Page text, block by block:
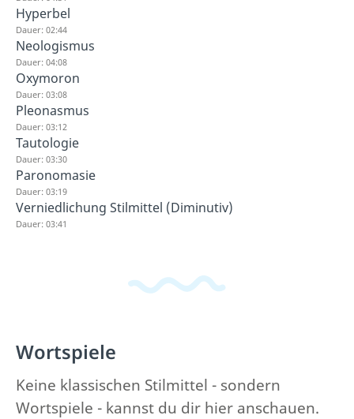
Hyperbel
Dauer: 02:44
Neologismus
Dauer: 04:08
Oxymoron
Dauer: 03:08
Pleonasmus
Dauer: 03:12
Tautologie
Dauer: 03:30
Paronomasie
Dauer: 03:19
Verniedlichung Stilmittel (Diminutiv)
Dauer: 03:41
Wortspiele
Keine klassischen Stilmittel - sondern
Wortspiele - kannst du dir hier anschauen.